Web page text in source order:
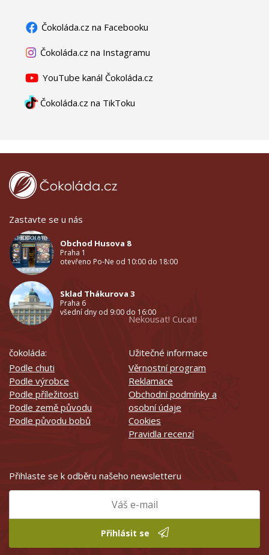
Čokoláda.cz na Facebooku
Čokoláda.cz na Instagramu
YouTube kanál Čokoláda.cz
Čokoláda.cz na TikToku
Zastavte se u nás
Obchod Husova 8
Praha 1
otevřeno Po-Ne od 10:00 do 18:00
Sklad Thákurova 3
Praha 6
všední dny od 9:00 do 16:00
čokoláda:
Podle chuti
Podle výrobce
Podle příležitosti
Podle země původu
Podle původu bobů
Nekousat! Cucat!
Užitečné informace
Věrnostní program
Reklamace
Obchodní podmínky a
osobní údaje
Cookies
Pravidla recenzí
Přihlaste se k odběru našeho newsletteru
Přihlásit se